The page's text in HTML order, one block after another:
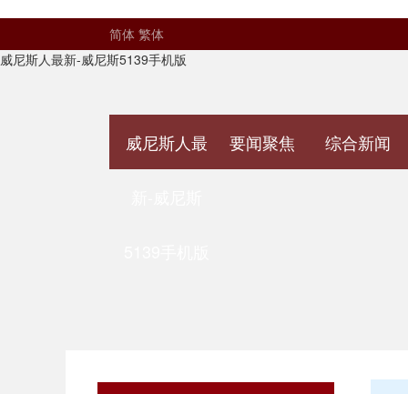
简体 繁体
威尼斯人最新-威尼斯5139手机版
威尼斯人最 要闻聚焦 综合新闻